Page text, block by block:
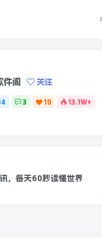
件阁 关注
3 10
13.1W+
，每天60秒读懂世界